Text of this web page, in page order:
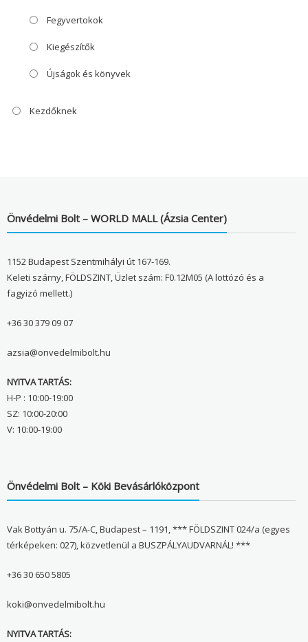
Fegyvertokok
Kiegészítők
Újságok és könyvek
Kezdőknek
Önvédelmi Bolt – WORLD MALL (Ázsia Center)
1152 Budapest Szentmihályi út 167-169.
Keleti szárny, FÖLDSZINT, Üzlet szám: F0.12M05 (A lottózó és a
fagyizó mellett.)
+36 30 379 09 07
azsia@onvedelmibolt.hu
NYITVA TARTÁS:
H-P : 10:00-19:00
SZ: 10:00-20:00
V: 10:00-19:00
Önvédelmi Bolt – Köki Bevásárlóközpont
Vak Bottyán u. 75/A-C, Budapest – 1191, *** FÖLDSZINT 024/a (egyes
térképeken: 027), közvetlenül a BUSZPÁLYAUDVARNÁL! ***
+36 30 650 5805
koki@onvedelmibolt.hu
NYITVA TARTÁS: